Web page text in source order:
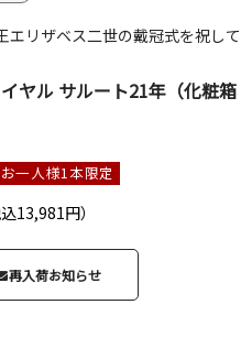
エリザベス二世の戴冠式を祝して
ヤル サルート21年（化粧箱
お一人様1本限定
込13,981円）
再入荷お知らせ